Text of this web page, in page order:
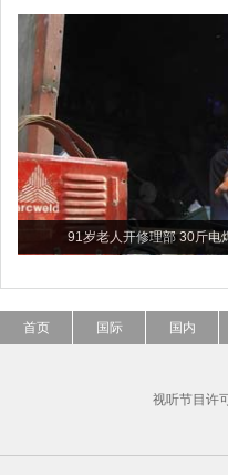
91岁老人开修理部 30斤电
首页 国际 国内
视听节目许